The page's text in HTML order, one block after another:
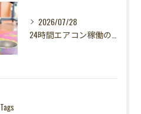
2026/07/28
Tags